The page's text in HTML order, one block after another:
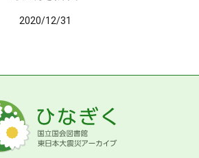
2020/12/31